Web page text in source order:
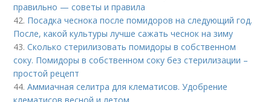
правильно — советы и правила
42. Посадка чеснока после помидоров на следующий год.
После, какой культуры лучше сажать чеснок на зиму
43.Сколько стерилизовать помидоры в собственном
соку. Помидоры в собственном соку без стерилизации –
простой рецепт
44.Аммиачная селитра для клематисов. Удобрение